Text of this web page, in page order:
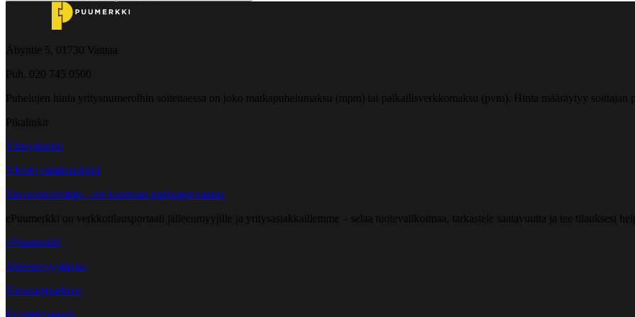
Åbyntie 5, 01730 Vantaa
Puh. 020 745 0500
Puhelujen hinta yritysnumeroihin soitettaessa on joko matkapuhelumaksu (mpm) tai paikallisverkkomaksu (pvm). Hinta määräytyy soittajan
Pikalinkit
Yhteystiedot
Yleiset toimitusehdot
Tavarantoimittaja - tee kuorman purkuajanvaraus
ePuumerkki on verkkotilausportaali jälleenmyyjille ja yritysasiakkaillemme – selaa tuotevalikoimaa, tarkastele saatavuutta ja tee tilauksesi
ePuumerkki
Jälleenmyyjähaku
Tietosuojaseloste